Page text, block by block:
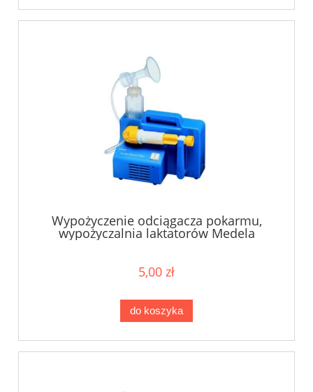
Wypożyczenie odciągacza pokarmu,
wypożyczalnia laktatorów Medela
5,00 zł
do koszyka